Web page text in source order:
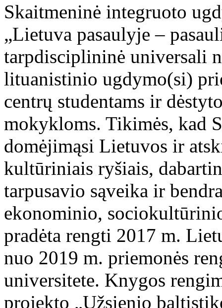
Skaitmeninė integruoto
„Lietuva pasaulyje –
tarpdisciplininė universali
lituanistinio ugdymo(si)
centrų studentams ir
mokykloms. Tikimės, kad
domėjimąsi Lietuvos ir
kultūriniais ryšiais,
tarpusavio sąveika ir
ekonominio,
pradėta rengti 2017 m.
nuo 2019 m. priemonės
universitete. Knygos
projekto „Užsienio